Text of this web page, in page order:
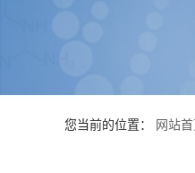
您当前的位置： 网站